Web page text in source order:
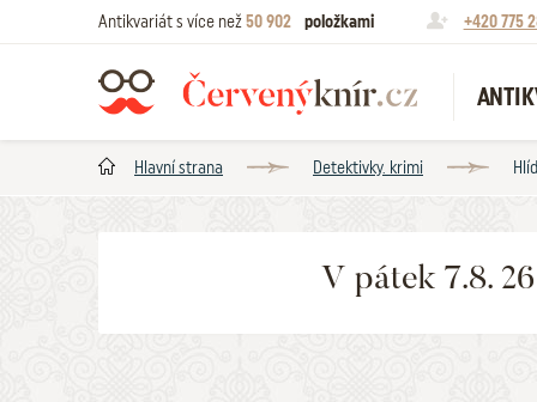
Antikvariát s více než50 902 položkami +420 775
Hlavní strana Detektivky. krimi
V pátek 7.8.